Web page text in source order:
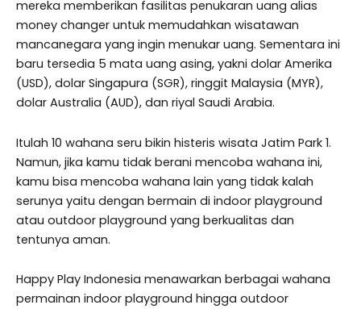
mereka memberikan fasilitas penukaran uang alias
money changer untuk memudahkan wisatawan
mancanegara yang ingin menukar uang. Sementara ini
baru tersedia 5 mata uang asing, yakni dolar Amerika
(USD), dolar Singapura (SGR), ringgit Malaysia (MYR),
dolar Australia (AUD), dan riyal Saudi Arabia.
Itulah 10 wahana seru bikin histeris wisata Jatim Park 1.
Namun, jika kamu tidak berani mencoba wahana ini,
kamu bisa mencoba wahana lain yang tidak kalah
serunya yaitu dengan bermain di indoor playground
atau outdoor playground yang berkualitas dan
tentunya aman.
Happy Play Indonesia menawarkan berbagai wahana
permainan indoor playground hingga outdoor